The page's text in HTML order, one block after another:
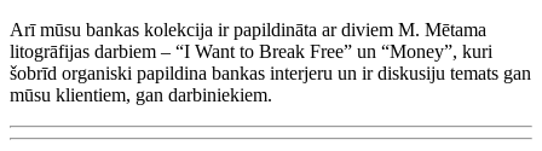
Arī mūsu bankas kolekcija ir papildināta ar diviem M. Mētama
litogrāfijas darbiem – “I Want to Break Free” un “Money”, kuri
šobrīd organiski papildina bankas interjeru un ir diskusiju temats gan
mūsu klientiem, gan darbiniekiem.